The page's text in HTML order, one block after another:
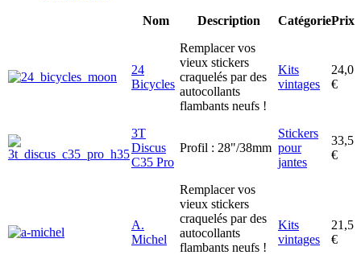
Nom Description CatégoriePrix
24
Bicycles
Remplacer vos
vieux stickers
craquelés par des
autocollants
flambants neufs !
Kits
vintages
24,0
€
3T
Discus
C35 Pro
Profil : 28"/38mm
Stickers
pour
jantes
33,5
€
A.
Michel
Remplacer vos
vieux stickers
craquelés par des
autocollants
flambants neufs !
Kits
vintages
21,5
€